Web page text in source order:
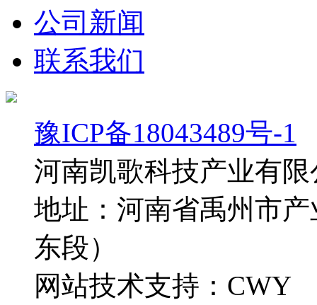
公司新闻
联系我们
豫ICP备18043489号-1
河南凯歌科技产业有
地址：河南省禹州市
东段）
网站技术支持：CWY